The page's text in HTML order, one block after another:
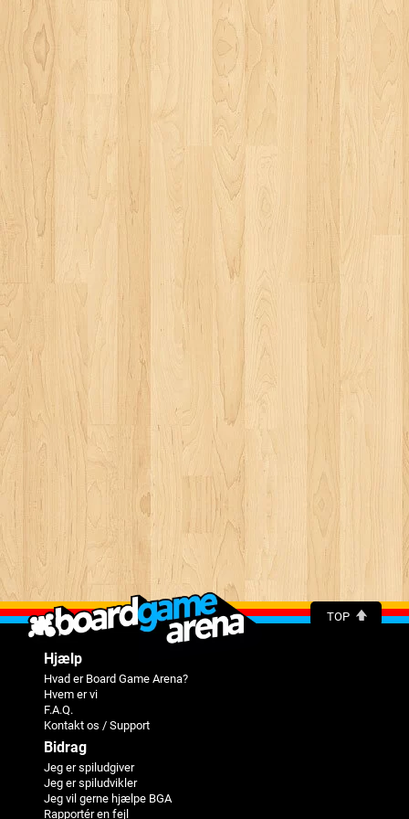
TOP
Hjælp
Hvad er Board Game Arena?
Hvem er vi
F.A.Q.
Kontakt os / Support
Bidrag
Jeg er spiludgiver
Jeg er spiludvikler
Jeg vil gerne hjælpe BGA
Rapportér en fejl